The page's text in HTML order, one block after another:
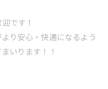
です！
り安心・快適になるよう
いります！！